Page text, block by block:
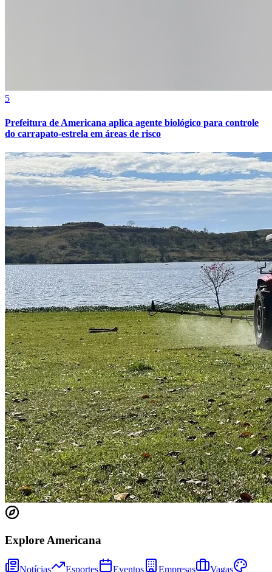
Athletico-PR
Bragantino
5
Prefeitura de Americana aplica agente biológico para controle
do carrapato-estrela em áreas de risco
Explore Americana
Notícias Esportes Eventos Empresas Vagas